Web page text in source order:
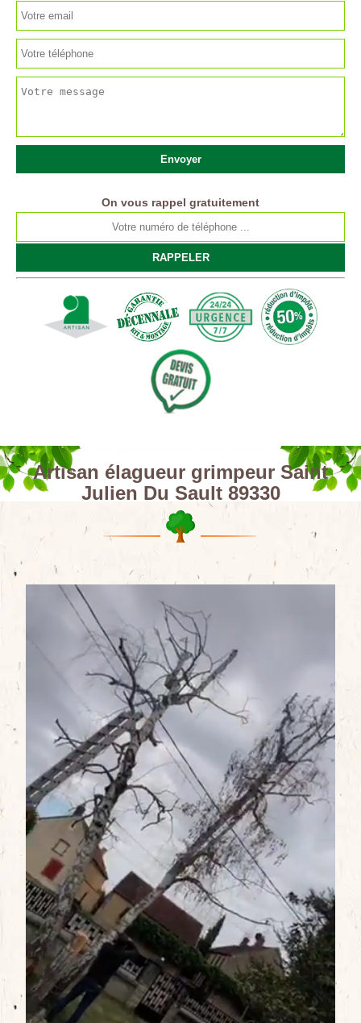
On vous rappel gratuitement
Artisan élagueur grimpeur Saint
Julien Du Sault 89330